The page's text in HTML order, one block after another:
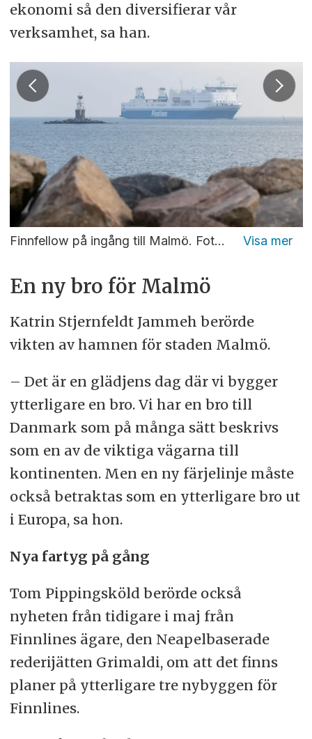
ekonomi så den diversifierar vår
verksamhet, sa han.
Finnfellow på ingång till Malmö. Foto: Christopher Kullenberg Rothvall
En ny bro för Malmö
Katrin Stjernfeldt Jammeh berörde
vikten av hamnen för staden Malmö.
– Det är en glädjens dag där vi bygger
ytterligare en bro. Vi har en bro till
Danmark som på många sätt beskrivs
som en av de viktiga vägarna till
kontinenten. Men en ny färjelinje måste
också betraktas som en ytterligare bro ut
i Europa, sa hon.
Nya fartyg på gång
Tom Pippingsköld berörde också
nyheten från tidigare i maj från
Finnlines ägare, den Neapelbaserade
rederijätten Grimaldi, om att det finns
planer på ytterligare tre nybyggen för
Finnlines.